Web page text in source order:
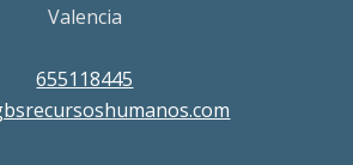
Valencia
655118445